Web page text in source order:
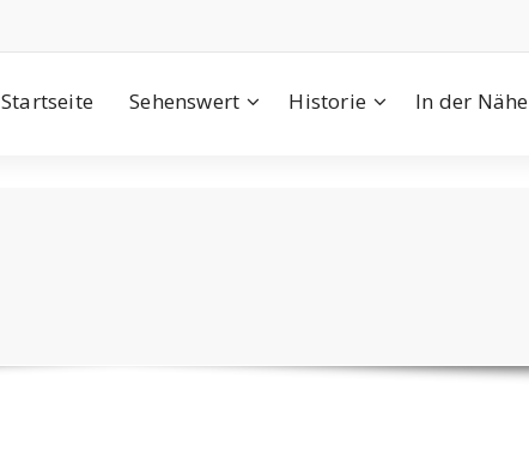
Startseite Sehenswert Historie In der Nähe